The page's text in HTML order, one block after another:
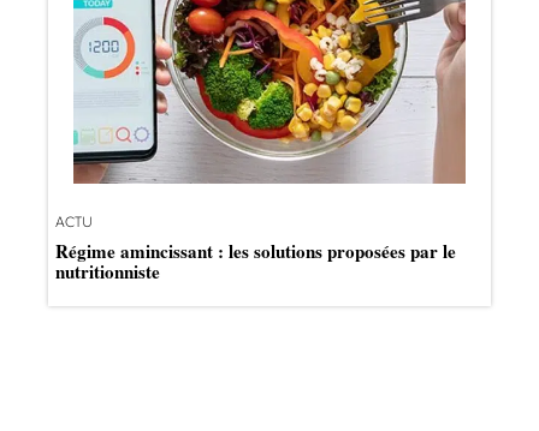
ACTU
Régime amincissant : les solutions proposées par le
nutritionniste